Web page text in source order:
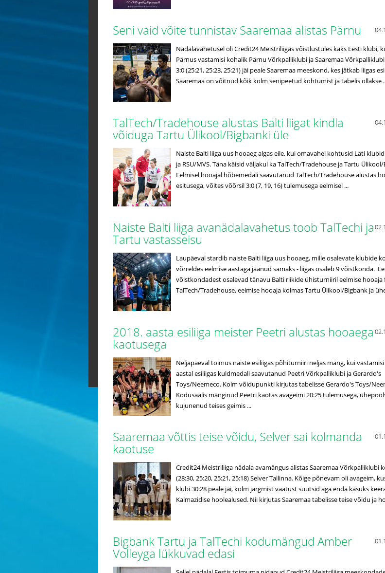
Seni vaid võite tunnistav Saaremaa alistas Pärnu
Nädalavahetusel oli Credit24 Meistriliigas võistlustules kaks Eesti klubi,
Pärnus vastamisi kohalik Pärnu Võrkpalliklubi ja Saaremaa
3:0 (25:21, 25:23, 25:21) jäi peale Saaremaa meeskond, kes jätkab liigas
Saaremaa on võitnud kõik kolm senipeetud kohtumist ja tabelis ollakse
TalTech/Tradehouse alustas Balti liigat kindla
võiduga Tartu Ülikool/Bigbanki üle
Naiste Balti liiga uus hooaeg algas eile, kui omavahel kohtusid Läti klubid
ja RSU/MVS. Täna käisid väljakul ka TalTech/Tradehouse ja Tartu
Eelmisel hooajal hõbemedali saavutanud TalTech/Tradehouse alustas
esitusega, võites võõrsil 3:0 (7, 19, 16) tulemusega eelmisel ...
Naiste Balti liiga avanädalavahetus toob TalTechi ja
Tartu vastasseisu
Laupäeval stardib naiste Balti liiga uus hooaeg, mille osalevate klubide
võrreldes eelmise aastaga jäänud samaks - liigas osaleb 9 võistkonda.
võistkondadest osalevad tänavu Balti riikide ühisturniiril eelmise hooaja
TalTech/Tradehouse, eelmise hooaja kolmas Tartu Ülikool/Bigbank ja
2018. aasta esiliiga meister Peetri alustas hooaega
kaotusega
Neljapäeval toimus naiste esiliigas põhiturniiri neljas mäng, kui vastamisi
aastal esiliigas kuldmedali saavutanud Peetri Võrkpalliklubi ja Gerardo's
Toys/Neemeco. Kolm võidupunkti kirjutas tabelisse Gerardo's Toys/
Kodusaalis mänginud Peetri kaotas avageimi 20:25 tulemusega,
kujunenud teises geimis ...
Saaremaa võttis teise võidu, Selver sai kolmanda
kaotuse
Credit24 Meistriliiga nädala avamängus alistas Saaremaa Võrkpalliklubi
(28:30, 25:20, 25:21, 25:18) Selver Tallinna. Kõige põnevam oli avageim,
klubi 30:28 peale jäi, kolm järgmist vaatust suutsid aga enda kasuks
Kalmazidise hoolealused. Nii kirjutas Saaremaa tabelisse teise võidu ja
Bigbank Tartu ja TalTechi kodumängud Amber
Volleyga lükkuvad edasi